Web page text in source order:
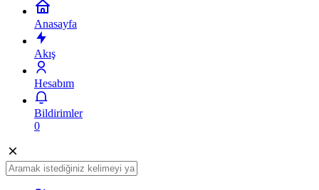
Anasayfa
Akış
Hesabım
Bildirimler
0